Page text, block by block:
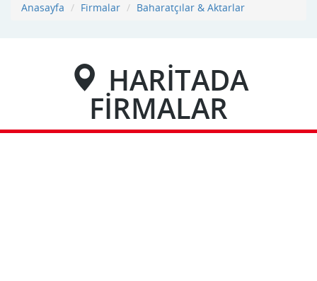
Anasayfa Firmalar Baharatçılar & Aktarlar
HARİTADA
FİRMALAR